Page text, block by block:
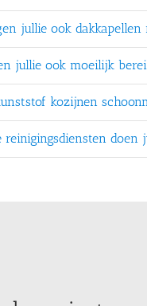
jullie ook
jullie ook moeilijk
kozijnen
reinigingsdiensten doen